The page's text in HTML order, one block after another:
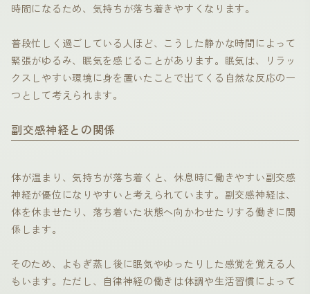
時間になるため、気持ちが落ち着きやすくなります。
普段忙しく過ごしている人ほど、こうした静かな時間によって
緊張がゆるみ、眠気を感じることがあります。眠気は、リラッ
クスしやすい環境に身を置いたことで出てくる自然な反応の一
つとして考えられます。
副交感神経との関係
体が温まり、気持ちが落ち着くと、休息時に働きやすい副交感
神経が優位になりやすいと考えられています。副交感神経は、
体を休ませたり、落ち着いた状態へ向かわせたりする働きに関
係します。
そのため、よもぎ蒸し後に眠気やゆったりした感覚を覚える人
もいます。ただし、自律神経の働きは体調や生活習慣によって